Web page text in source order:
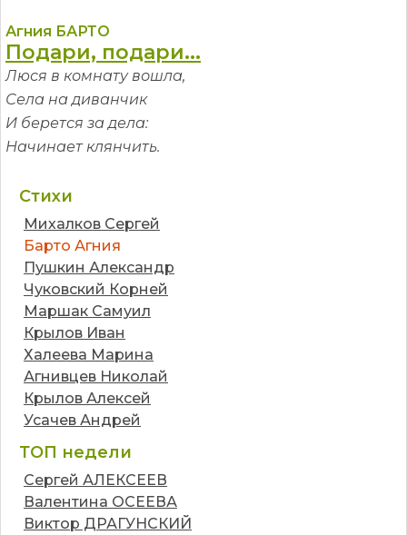
Агния БАРТО
Подари, подари...
Люся в комнату вошла,
Села на диванчик
И берется за дела:
Начинает клянчить.
Стихи
Михалков Сергей
Барто Агния
Пушкин Александр
Чуковский Корней
Маршак Самуил
Крылов Иван
Халеева Марина
Агнивцев Николай
Крылов Алексей
Усачев Андрей
ТОП недели
Сергей АЛЕКСЕЕВ
Валентина ОСЕЕВА
Виктор ДРАГУНСКИЙ